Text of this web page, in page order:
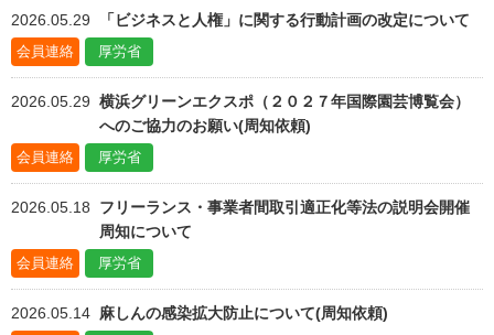
2026.05.29 「ビジネスと人権」に関する行動計画の改定について
会員連絡 厚労省
2026.05.29 横浜グリーンエクスポ（２０２７年国際園芸博覧会）
へのご協力のお願い(周知依頼)
会員連絡 厚労省
2026.05.18
フリーランス・事業者間取引適正化等法の説明会開催
周知について
会員連絡 厚労省
2026.05.14 麻しんの感染拡大防止について(周知依頼)